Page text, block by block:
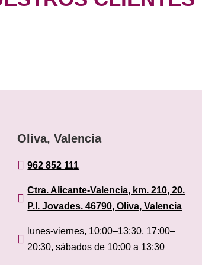
Oliva, Valencia
 962 852 111

Ctra. Alicante-Valencia, km. 210, 20.
P.I. Jovades. 46790, Oliva, Valencia

lunes-viernes, 10:00–13:30, 17:00–
20:30, sábados de 10:00 a 13:30